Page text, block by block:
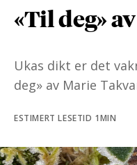
d
p
s
n
c
f
o
:
«Til deg»
Ukas dikt er det
deg» av Marie
ESTIMERT LESETID 1MIN